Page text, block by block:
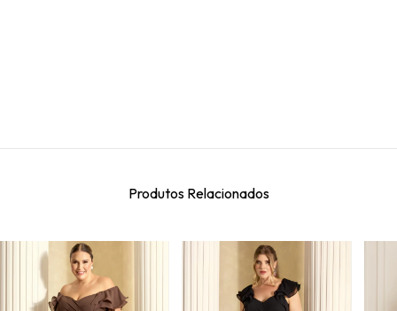
Produtos Relacionados